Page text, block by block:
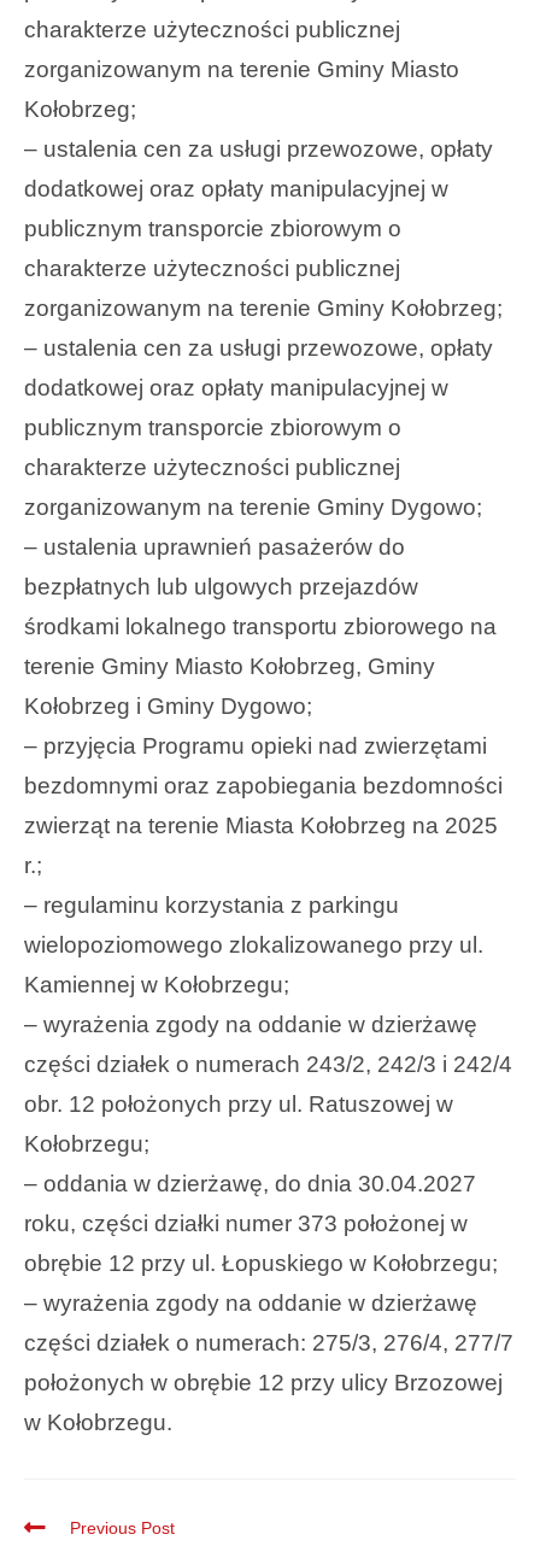
charakterze użyteczności publicznej
zorganizowanym na terenie Gminy Miasto
Kołobrzeg;
– ustalenia cen za usługi przewozowe, opłaty
dodatkowej oraz opłaty manipulacyjnej w
publicznym transporcie zbiorowym o
charakterze użyteczności publicznej
zorganizowanym na terenie Gminy Kołobrzeg;
– ustalenia cen za usługi przewozowe, opłaty
dodatkowej oraz opłaty manipulacyjnej w
publicznym transporcie zbiorowym o
charakterze użyteczności publicznej
zorganizowanym na terenie Gminy Dygowo;
– ustalenia uprawnień pasażerów do
bezpłatnych lub ulgowych przejazdów
środkami lokalnego transportu zbiorowego na
terenie Gminy Miasto Kołobrzeg, Gminy
Kołobrzeg i Gminy Dygowo;
– przyjęcia Programu opieki nad zwierzętami
bezdomnymi oraz zapobiegania bezdomności
zwierząt na terenie Miasta Kołobrzeg na 2025
r.;
– regulaminu korzystania z parkingu
wielopoziomowego zlokalizowanego przy ul.
Kamiennej w Kołobrzegu;
– wyrażenia zgody na oddanie w dzierżawę
części działek o numerach 243/2, 242/3 i 242/4
obr. 12 położonych przy ul. Ratuszowej w
Kołobrzegu;
– oddania w dzierżawę, do dnia 30.04.2027
roku, części działki numer 373 położonej w
obrębie 12 przy ul. Łopuskiego w Kołobrzegu;
– wyrażenia zgody na oddanie w dzierżawę
części działek o numerach: 275/3, 276/4, 277/7
położonych w obrębie 12 przy ulicy Brzozowej
w Kołobrzegu.
Previous Post